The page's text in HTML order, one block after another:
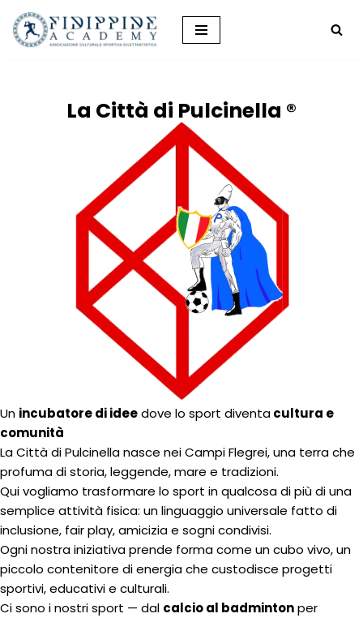
Vai
La Città di Pulcinella ®
Un incubatore di ideedove lo sport diventacultura e
comunità
La Città di Pulcinella nasce nei Campi Flegrei, una terra che
profuma di storia, leggende, mare e tradizioni.
Qui vogliamo trasformare lo sport in qualcosa di più di una
semplice attività fisica: un linguaggio universale fatto di
inclusione, fair play, amicizia e sogni condivisi.
Ogni nostra iniziativa prende forma come un cubo vivo, un
piccolo contenitore di energia che custodisce progetti
sportivi, educativi e culturali.
Ci sono i nostri sport — dal calcio al badmintonper